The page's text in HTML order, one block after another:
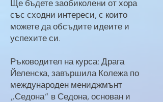
Ще бъдете заобиколени от хора
със сходни интереси, с които
можете да обсъдите идеите и
успехите си.
Ръководител на курса: Драга
Йеленска, завършила Колежа по
международен мениджмънт
„Седона“ в Седона, основан и